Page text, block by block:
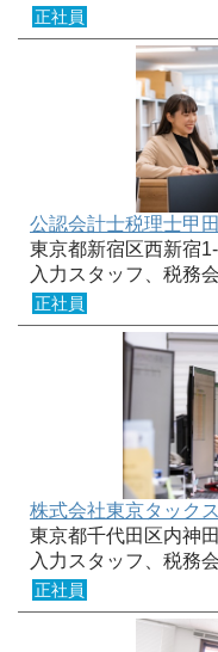
正社員
公認会計士税理士甲
東京都新宿区西新宿
入力スタッフ、税務
正社員
株式会社東京タック
東京都千代田区内神
入力スタッフ、税務
正社員